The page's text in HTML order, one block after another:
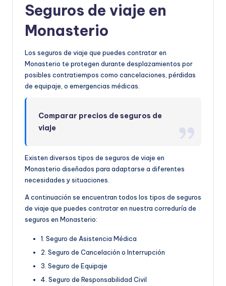
Seguros de viaje en
Monasterio
Los seguros de viaje que puedes contratar en
Monasterio te protegen durante desplazamientos por
posibles contratiempos como cancelaciones, pérdidas
de equipaje, o emergencias médicas.
Comparar precios de seguros de
viaje
Existen diversos tipos de seguros de viaje en
Monasterio diseñados para adaptarse a diferentes
necesidades y situaciones.
A continuación se encuentran todos los tipos de seguros
de viaje que puedes contratar en nuestra correduría de
seguros en Monasterio:
1. Seguro de Asistencia Médica
2. Seguro de Cancelación o Interrupción
3. Seguro de Equipaje
4. Seguro de Responsabilidad Civil